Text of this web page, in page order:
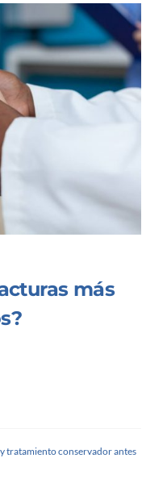
más
tratamiento conservador antes